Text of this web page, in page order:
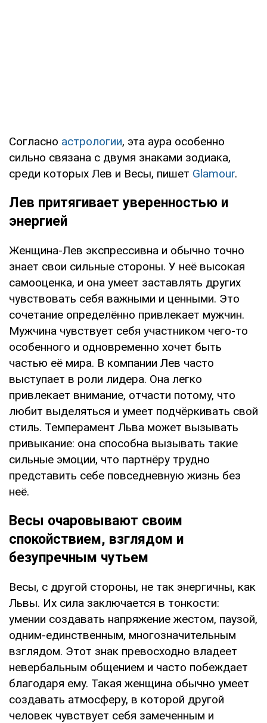
Согласно астрологии, эта аура особенно
сильно связана с двумя знаками зодиака,
среди которых Лев и Весы, пишет Glamour.
Лев притягивает уверенностью и
энергией
Женщина-Лев экспрессивна и обычно точно
знает свои сильные стороны. У неё высокая
самооценка, и она умеет заставлять других
чувствовать себя важными и ценными. Это
сочетание определённо привлекает мужчин.
Мужчина чувствует себя участником чего-то
особенного и одновременно хочет быть
частью её мира. В компании Лев часто
выступает в роли лидера. Она легко
привлекает внимание, отчасти потому, что
любит выделяться и умеет подчёркивать свой
стиль. Темперамент Льва может вызывать
привыкание: она способна вызывать такие
сильные эмоции, что партнёру трудно
представить себе повседневную жизнь без
неё.
Весы очаровывают своим
спокойствием, взглядом и
безупречным чутьем
Весы, с другой стороны, не так энергичны, как
Львы. Их сила заключается в тонкости:
умении создавать напряжение жестом, паузой,
одним-единственным, многозначительным
взглядом. Этот знак превосходно владеет
невербальным общением и часто побеждает
благодаря ему. Такая женщина обычно умеет
создавать атмосферу, в которой другой
человек чувствует себя замеченным и